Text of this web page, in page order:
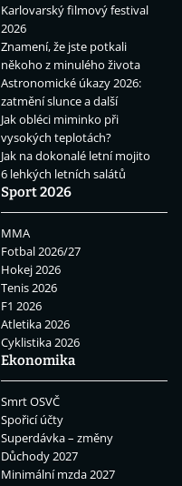
Karlovarský filmový festival
2026
Znamení, že jste potkali
někoho z minulého života
Astronomické úkazy 2026:
zatmění slunce a další
Jak obléci miminko při
vysokých teplotách?
Jak na dokonalé letní mojito
6 lehkých letních salátů
Sport 2026
MMA
Fotbal 2026/27
Hokej 2026
Tenis 2026
F1 2026
Atletika 2026
Cyklistika 2026
Ekonomika
Smrt OSVČ
Spořicí účty
Superdávka – změny
Důchody 2027
Minimální mzda 2027